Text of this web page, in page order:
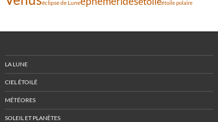
éclipse de Lune étoile polaire
LA LUNE
CIEL ÉTOILÉ
MÉTÉORES
SOLEIL ET PLANÈTES